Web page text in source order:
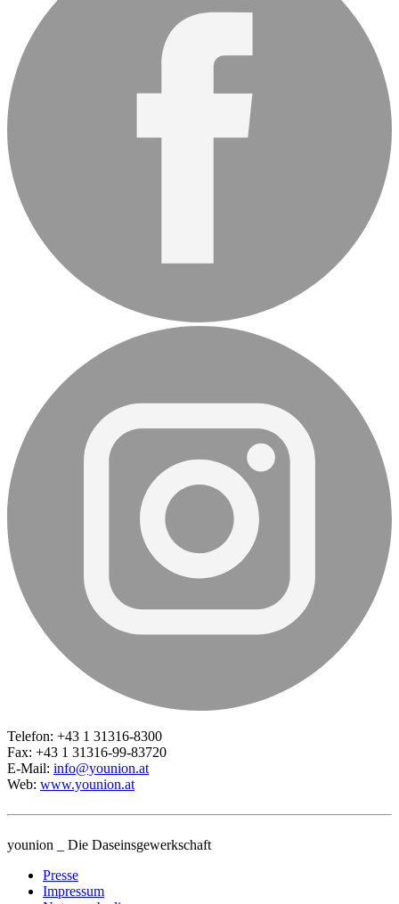
Telefon: +43 1 31316-8300
Fax: +43 1 31316-99-83720
E-Mail: info@younion.at
Web: www.younion.at
younion _ Die Daseinsgewerkschaft
Presse
Impressum